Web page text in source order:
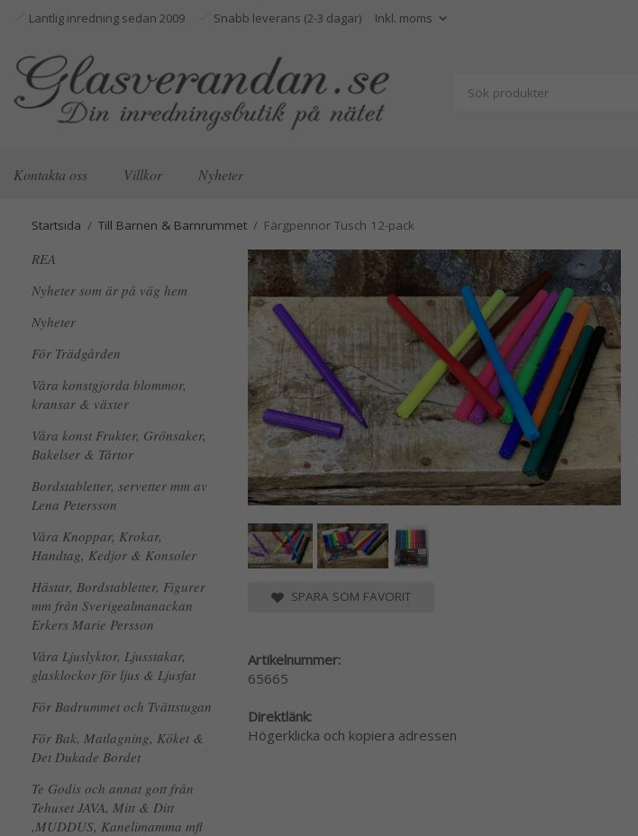
Lantlig inredning sedan 2009 Snabb leverans (2-3 dagar)
Kontakta oss Villkor Nyheter
Startsida / Till Barnen & Barnrummet / Färgpennor Tusch 12-pack
REA
Nyheter som är på väg hem
Nyheter
För Trädgården
Våra konstgjorda blommor,
kransar & växter
Våra konst Frukter, Grönsaker,
Bakelser & Tårtor
Bordstabletter, servetter mm av
Lena Petersson
Våra Knoppar, Krokar,
Handtag, Kedjor & Konsoler
Hästar, Bordstabletter, Figurer
mm från Sverigealmanackan
Erkers Marie Persson
Våra Ljuslyktor, Ljusstakar,
glasklockor för ljus & Ljusfat
För Badrummet och Tvättstugan
För Bak, Matlagning, Köket &
Det Dukade Bordet
Te Godis och annat gott från
Tehuset JAVA, Mitt & Ditt
,MUDDUS, Kanelimamma mfl
SPARA SOM FAVORIT
Artikelnummer:
65665
Direktlänk:
Högerklicka och kopiera adressen